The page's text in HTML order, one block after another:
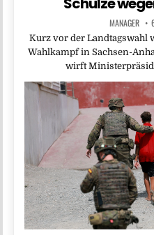
MANAGER
Kurz vor der Landtagswahl
Wahlkampf in Sachsen-
wirft